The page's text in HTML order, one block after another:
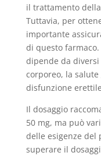
il trattamento
Tuttavia, per
importante
di questo
dipende da
corporeo, la
disfunzione
Il dosaggio
50 mg, ma può
delle esigenze del
superare il